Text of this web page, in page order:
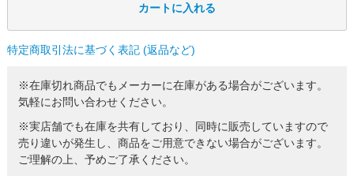
特定商取引法に基づく表記 (返品など)
※在庫切れ商品でもメーカーに在庫がある場合がございます。
気軽にお問い合わせください。
※実店舗でも在庫を共有しており、同時に販売していますので
売り違いが発生し、商品をご用意できない場合がございます。
ご理解の上、予めご了承ください。